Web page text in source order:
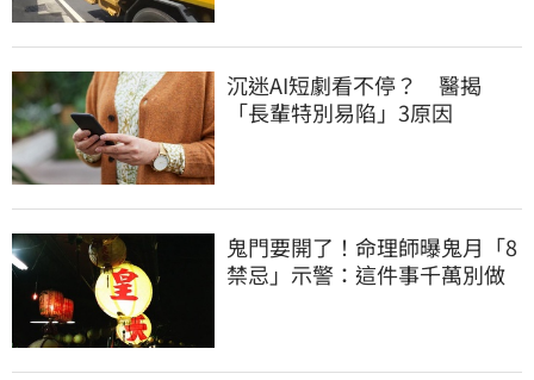
沉迷AI短劇看不停？ 醫揭
「長輩特別易陷」3原因
鬼門要開了！命理師曝鬼月「8
禁忌」示警：這件事千萬別做